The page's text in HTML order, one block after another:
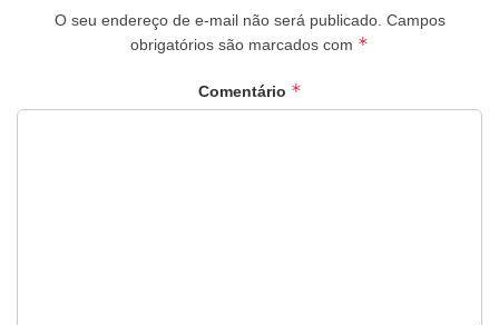
O seu endereço de e-mail não será publicado. Campos
obrigatórios são marcados com *
Comentário *